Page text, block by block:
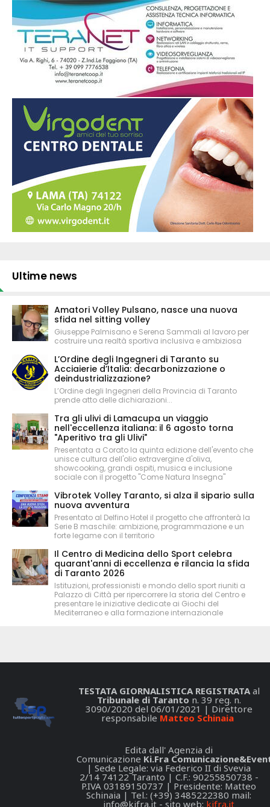
Ultime news
Amatori Volley Pulsano, nasce una nuova
sfida nel sitting volley
Giuseppe Palmisano e Serena Sammali al lavoro per
costruire una realtà sportiva inclusiva e ambiziosa
L’Ordine degli Ingegneri di Taranto su
Acciaierie d’Italia: decarbonizzazione o
deindustrializzazione?
L’Ordine degli Ingegneri della Provincia di Taranto
prende atto delle dichiarazioni...
Tra gli ulivi di Lamacupa un viaggio
nell'eccellenza italiana: il 6 agosto torna
"Aperitivo tra gli Ulivi"
Presentata a Corato la quinta edizione dell'evento che
unisce cultura dell'olio extravergine d'oliva,
showcooking, grandi ospiti, musica e inclusione
sociale con il progetto "Come Natura Insegna"
Vibrotek Volley Taranto, si alza il sipario sulla
nuova avventura
Presentato al Delfino Hotel il progetto che affronterà la
Serie B maschile: ambizione, programmazione e un
forte legame con il territorio
Il Centro di Medicina dello Sport celebra
quarant'anni di eccellenza e rilancia la sfida
di Taranto 2026
Istituzioni, professionisti e mondo dello sport riuniti a
Palazzo di Città per ripercorrere la storia del Centro e
presentare le iniziative dedicate ai Giochi del
Mediterraneo e alla formazione internazionale
TESTATA GIORNALISTICA REGISTRATAal
Tribunale di Taranto n. 39 reg. n.
3090/2020 del 06/01/2021 | Direttore
responsabile Matteo Schinaia
Edita dall' Agenzia di
Comunicazione Ki.Fra
| Sede Legale: via Federico II di Svevia
2/14 74122 Taranto | C.F.: 90255850738 -
P.IVA 03189150737 | Presidente: Matteo
Schinaia | Tel.: (+39) 3485222380 mail:
info@kifra.it - sito web: kifra.it